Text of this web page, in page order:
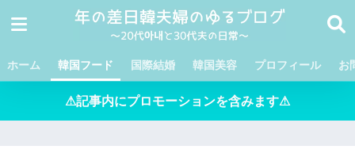
ホーム 韓国フード 国際結婚 韓国美容 プロフィール お
⚠記事内にプロモーションを含みます⚠